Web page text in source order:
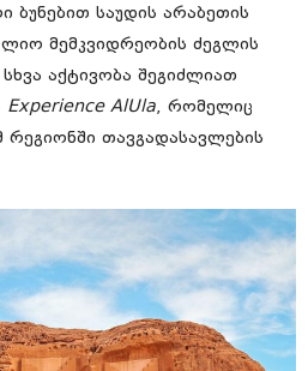
ბუნებით საუდის არაბეთის
მემკვიდრეობის ძეგლის
აქტივობა შეგიძლიათ
Experience AlUla, რომელიც
რეგიონში თავგადასავლების